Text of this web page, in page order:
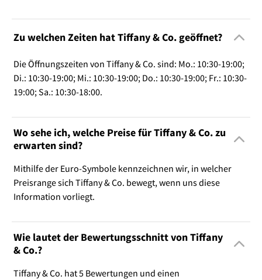
Zu welchen Zeiten hat Tiffany & Co. geöffnet?
Die Öffnungszeiten von Tiffany & Co. sind: Mo.: 10:30-19:00;
Di.: 10:30-19:00; Mi.: 10:30-19:00; Do.: 10:30-19:00; Fr.: 10:30-
19:00; Sa.: 10:30-18:00.
Wo sehe ich, welche Preise für Tiffany & Co. zu
erwarten sind?
Mithilfe der Euro-Symbole kennzeichnen wir, in welcher
Preisrange sich Tiffany & Co. bewegt, wenn uns diese
Information vorliegt.
Wie lautet der Bewertungsschnitt von Tiffany
& Co.?
Tiffany & Co. hat 5 Bewertungen und einen